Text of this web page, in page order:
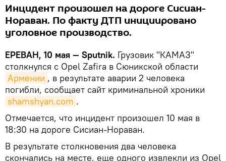
Инцидент произошел на дороге Сисиан-
Нораван. По факту ДТП инициировано
уголовное производство.
ЕРЕВАН, 10 мая — Sputnik. Грузовик "КАМАЗ"
столкнулся с Opel Zafira в Сюникской области
Армении , в результате аварии 2 человека
погибли, сообщает сайт криминальной хроники
shamshyan.com .
Отмечается, что инцидент произошел 10 мая в
18:30 на дороге Сисиан-Нораван.
В результате столкновения два человека
скончались на месте, еще одного извлекли из Opel